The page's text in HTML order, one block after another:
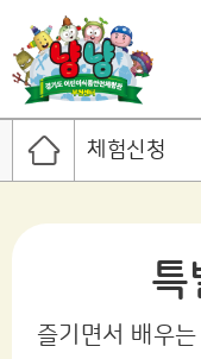
체험신청
특
즐기면서 배우